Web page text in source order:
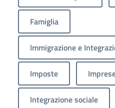
Famiglia
Immigrazione e
Imposte
Integrazione sociale